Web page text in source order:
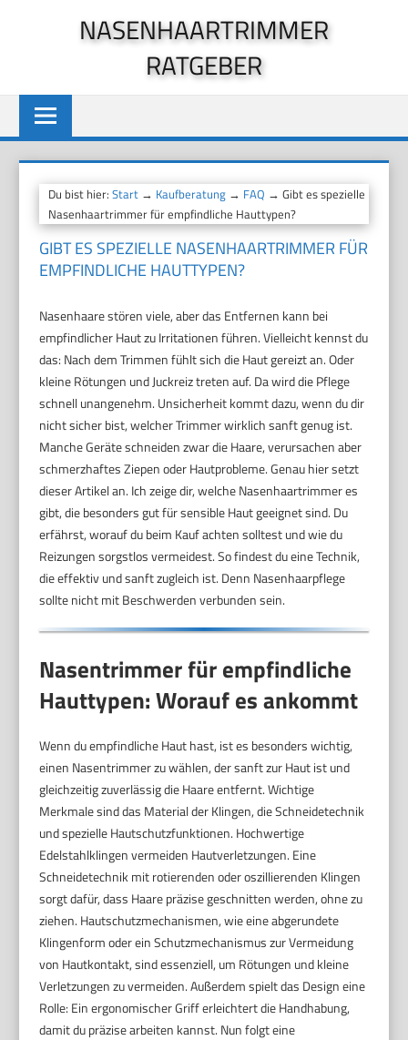
NASENHAARTRIMMER
RATGEBER
Du bist hier:Start → Kaufberatung → FAQ → Gibt es spezielle
Nasenhaartrimmer für empfindliche Hauttypen?
GIBT ES SPEZIELLE NASENHAARTRIMMER FÜR
EMPFINDLICHE HAUTTYPEN?
Nasenhaare stören viele, aber das Entfernen kann bei
empfindlicher Haut zu Irritationen führen. Vielleicht kennst du
das: Nach dem Trimmen fühlt sich die Haut gereizt an. Oder
kleine Rötungen und Juckreiz treten auf. Da wird die Pflege
schnell unangenehm. Unsicherheit kommt dazu, wenn du dir
nicht sicher bist, welcher Trimmer wirklich sanft genug ist.
Manche Geräte schneiden zwar die Haare, verursachen aber
schmerzhaftes Ziepen oder Hautprobleme. Genau hier setzt
dieser Artikel an. Ich zeige dir, welche Nasenhaartrimmer es
gibt, die besonders gut für sensible Haut geeignet sind. Du
erfährst, worauf du beim Kauf achten solltest und wie du
Reizungen sorgstlos vermeidest. So findest du eine Technik,
die effektiv und sanft zugleich ist. Denn Nasenhaarpflege
sollte nicht mit Beschwerden verbunden sein.
Nasentrimmer für empfindliche
Hauttypen: Worauf es ankommt
Wenn du empfindliche Haut hast, ist es besonders wichtig,
einen Nasentrimmer zu wählen, der sanft zur Haut ist und
gleichzeitig zuverlässig die Haare entfernt. Wichtige
Merkmale sind das Material der Klingen, die Schneidetechnik
und spezielle Hautschutzfunktionen. Hochwertige
Edelstahlklingen vermeiden Hautverletzungen. Eine
Schneidetechnik mit rotierenden oder oszillierenden Klingen
sorgt dafür, dass Haare präzise geschnitten werden, ohne zu
ziehen. Hautschutzmechanismen, wie eine abgerundete
Klingenform oder ein Schutzmechanismus zur Vermeidung
von Hautkontakt, sind essenziell, um Rötungen und kleine
Verletzungen zu vermeiden. Außerdem spielt das Design eine
Rolle: Ein ergonomischer Griff erleichtert die Handhabung,
damit du präzise arbeiten kannst. Nun folgt eine